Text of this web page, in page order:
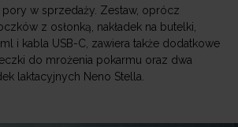
w sprzedaży. Zestaw, oprócz
z osłonką, nakładek na butelki,
i kabla USB-C, zawiera także dodatkowe
do mrożenia pokarmu oraz dwa
laktacyjnych Neno Stella.